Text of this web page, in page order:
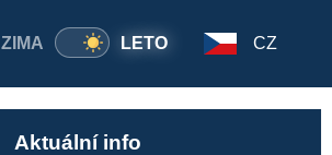
ZIMA LETO CZ
Aktuální info